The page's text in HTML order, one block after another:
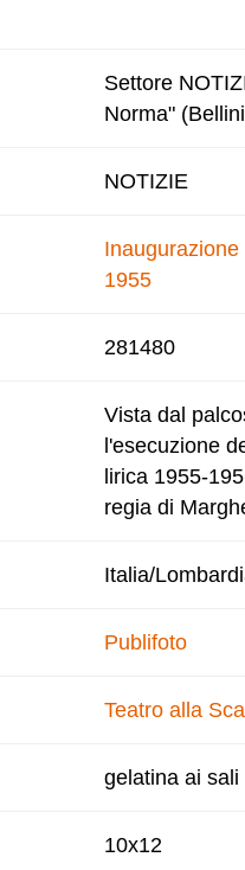
Settore
Norma"
NOTIZIE
1955
281480
Vista dal
l'esecuzione
lirica 1955-
regia di
Italia/
Publifoto
Teatro alla
gelatina ai
10x12